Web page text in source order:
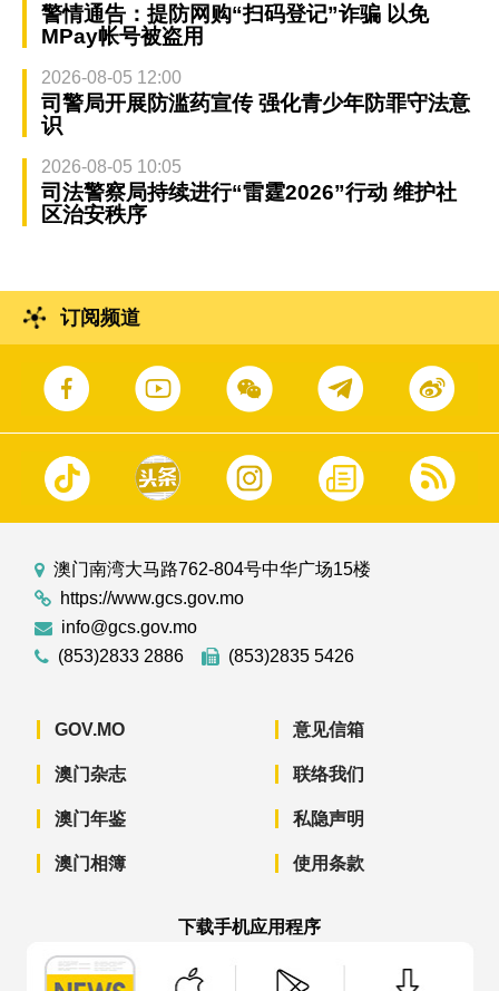
警情通告：提防网购“扫码登记”诈骗 以免
MPay帐号被盗用
2026-08-05 12:00
司警局开展防滥药宣传 强化青少年防罪守法意
识
2026-08-05 10:05
司法警察局持续进行“雷霆2026”行动 维护社
区治安秩序
订阅频道
澳门南湾大马路762-804号中华广场15楼
https://www.gcs.gov.mo
info@gcs.gov.mo
(853)2833 2886
(853)2835 5426
GOV.MO
澳门杂志
澳门年鉴
澳门相簿
意见信箱
联络我们
私隐声明
使用条款
下载手机应用程序